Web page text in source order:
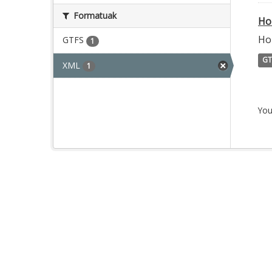
Formatuak
GTFS 1
XML 1